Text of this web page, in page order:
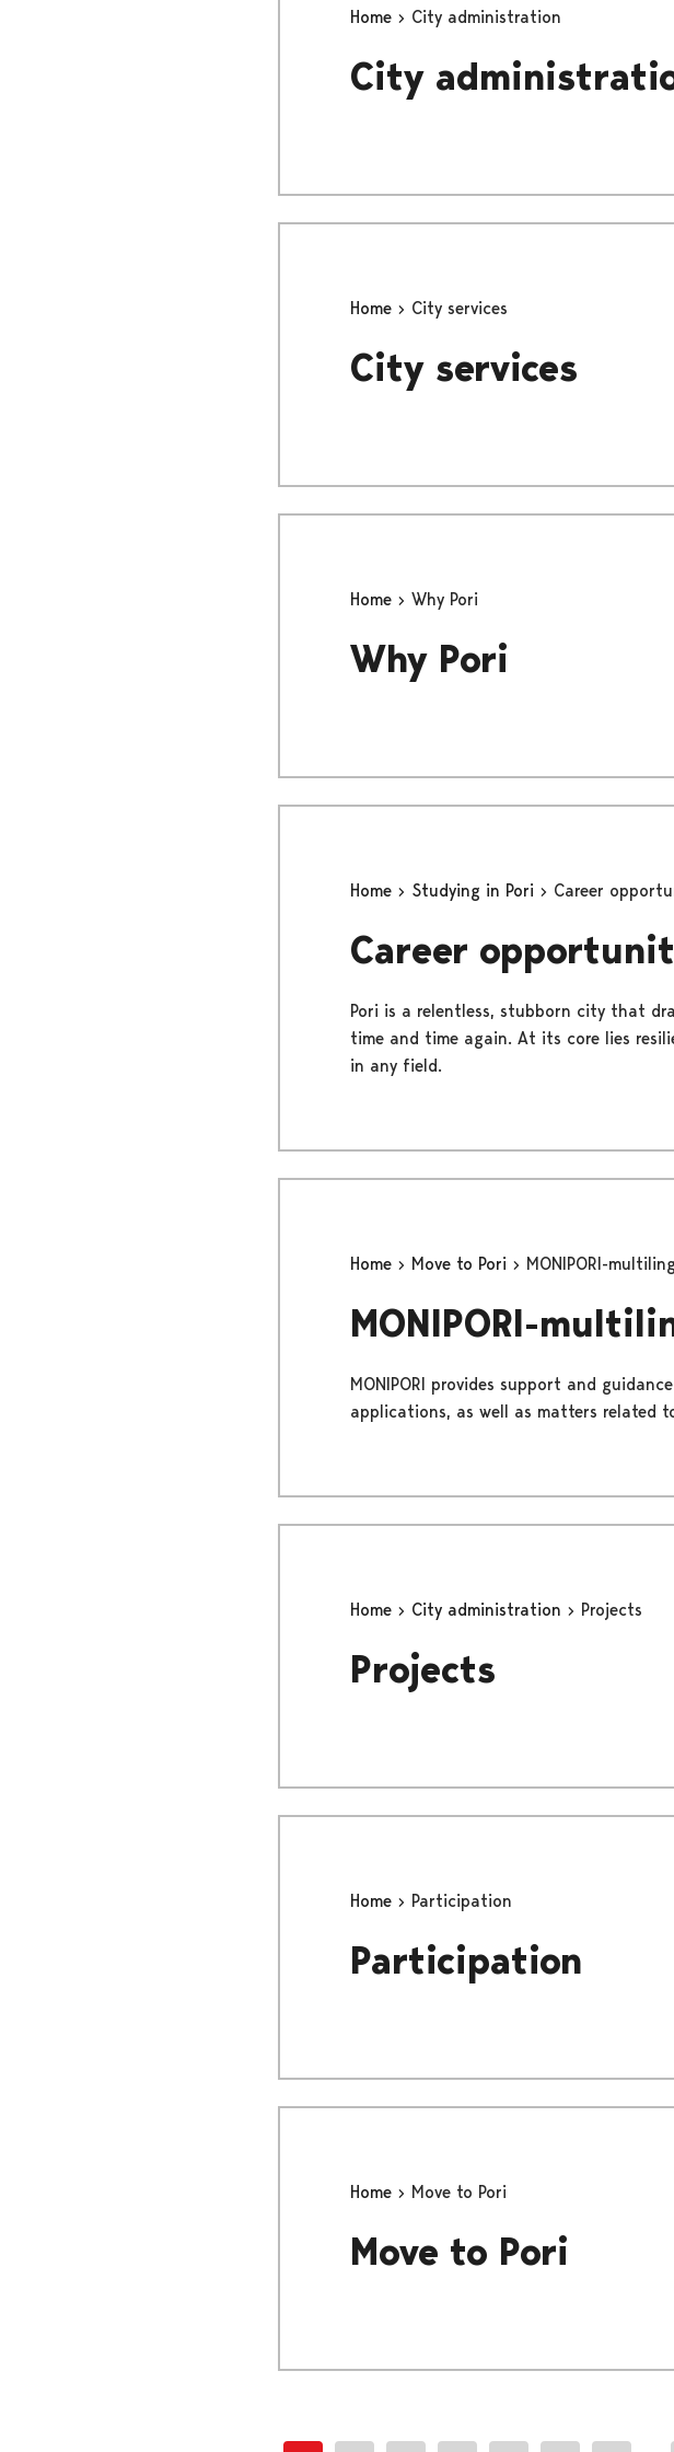
Home City administration
City
Home City services
City services
Home Why Pori
Why Pori
Home Studying in Pori Career
Career
Pori is a relentless, stubborn city that
time and time again. At its core lies
in any field.
Home Move to Pori MONIPORI-
MONIPORI-
MONIPORI provides support and
applications, as well as matters related
Home City administration Projects
Projects
Home Participation
Participation
Home Move to Pori
Move to Pori